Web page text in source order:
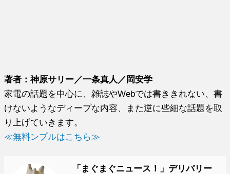
著者：神原サリー／一条真人／岡安学
家電の話題を中心に、雑誌やWebでは書ききれない、書
けないようなディープな内容、また逆に些細な話題を取
り上げていきます。
≪無料ンプルはこちら≫
「まぐまぐニュース！」デリバリー